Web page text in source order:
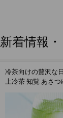
新着情報
ついに登場！「地
お茶」ティーバッ